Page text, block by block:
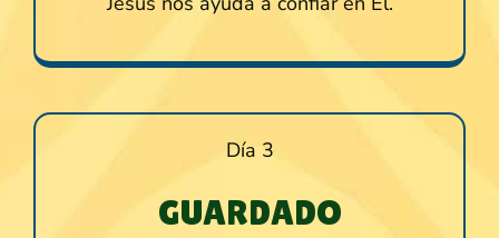
Día 3
GUARDADO